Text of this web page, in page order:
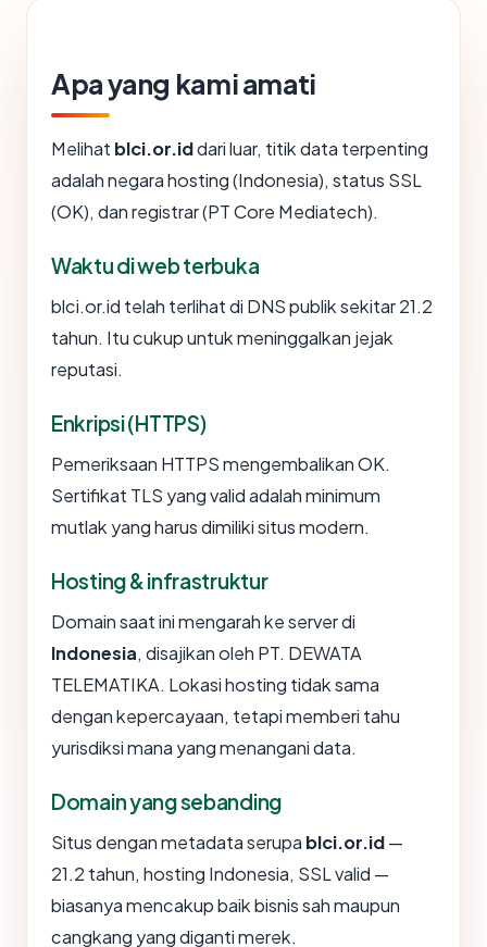
Apa yang kami amati
Melihat blci.or.iddari luar, titik data terpenting
adalah negara hosting (Indonesia), status SSL
(OK), dan registrar (PT Core Mediatech).
Waktu di web terbuka
blci.or.id telah terlihat di DNS publik sekitar 21.2
tahun. Itu cukup untuk meninggalkan jejak
reputasi.
Enkripsi (HTTPS)
Pemeriksaan HTTPS mengembalikan OK.
Sertifikat TLS yang valid adalah minimum
mutlak yang harus dimiliki situs modern.
Hosting & infrastruktur
Domain saat ini mengarah ke server di
Indonesia, disajikan oleh PT. DEWATA
TELEMATIKA. Lokasi hosting tidak sama
dengan kepercayaan, tetapi memberi tahu
yurisdiksi mana yang menangani data.
Domain yang sebanding
Situs dengan metadata serupa blci.or.id—
21.2 tahun, hosting Indonesia, SSL valid —
biasanya mencakup baik bisnis sah maupun
cangkang yang diganti merek.